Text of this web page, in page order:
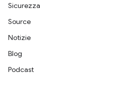
Sicurezza
Source
Notizie
Blog
Podcast